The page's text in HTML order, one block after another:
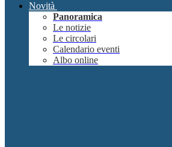
Novità
Panoramica
Le notizie
Le circolari
Calendario eventi
Albo online